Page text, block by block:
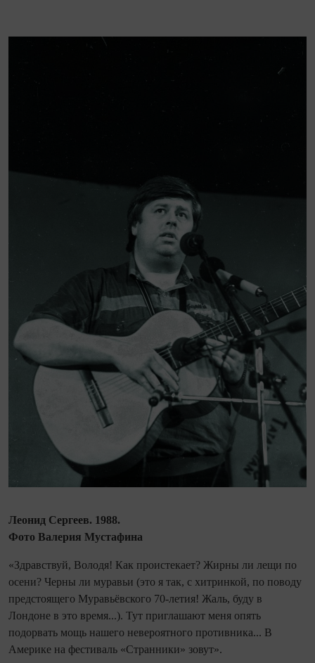
Леонид Сергеев. 1988.
Фото Валерия Мустафина
«Здравствуй, Володя! Как проистекает? Жирны ли лещи по
осени? Черны ли муравьи (это я так, с хит­ринкой, по поводу
предстоящего Муравьёвского 70-летия! Жаль, буду в
Лондоне в это время...). Тут приглашают меня опять
подорвать мощь нашего невероятного противника... В
Америке на фестиваль «Странники» зовут».